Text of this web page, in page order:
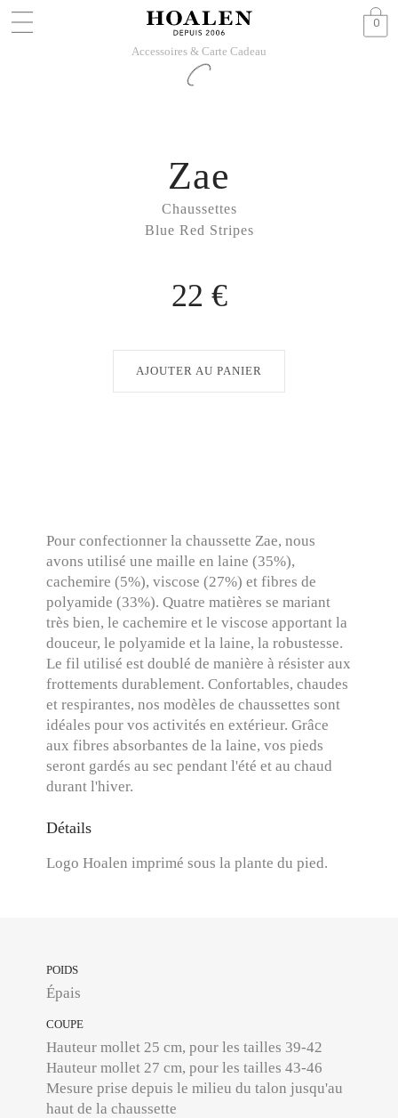
0
Accessoires & Carte Cadeau
Chaussettes
Blue Red Stripes
Zae
22 €
AJOUTER AU PANIER
Pour confectionner la chaussette Zae, nous
avons utilisé une maille en laine (35%),
cachemire (5%), viscose (27%) et fibres de
polyamide (33%). Quatre matières se mariant
très bien, le cachemire et le viscose apportant la
douceur, le polyamide et la laine, la robustesse.
Le fil utilisé est doublé de manière à résister aux
frottements durablement. Confortables, chaudes
et respirantes, nos modèles de chaussettes sont
idéales pour vos activités en extérieur. Grâce
aux fibres absorbantes de la laine, vos pieds
seront gardés au sec pendant l'été et au chaud
durant l'hiver.
Détails
Logo Hoalen imprimé sous la plante du pied.
POIDS
Épais
COUPE
Hauteur mollet 25 cm, pour les tailles 39-42
Hauteur mollet 27 cm, pour les tailles 43-46
Mesure prise depuis le milieu du talon jusqu'au
haut de la chaussette